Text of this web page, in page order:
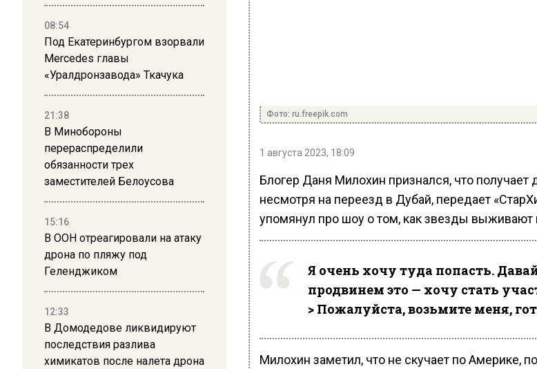
08:54
Под Екатеринбургом взорвали
Mercedes главы
«Уралдронзавода» Ткачука
21:38
В Минобороны
перераспределили
обязанности трех
заместителей Белоусова
15:16
В ООН отреагировали на атаку
дрона по пляжу под
Геленджиком
12:33
В Домодедове ликвидируют
последствия разлива
химикатов после налета дрона
Фото: ru.freepik.com
1 августа 2023, 18:09
Блогер Даня Милохин признался, что получает
несмотря на переезд в Дубай, передает
упомянул про шоу о том, как звезды выживают
Я очень хочу туда попасть.
продвинем это — хочу стать
> Пожалуйста, возьмите меня,
Милохин заметил, что не скучает по Америке,